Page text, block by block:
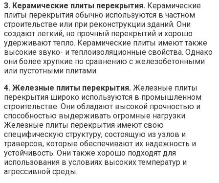
3. Керамические плиты перекрытия. Керамические
плиты перекрытия обычно используются в частном
строительстве или при реконструкции зданий. Они
создают легкий, но прочный перекрытий и хорошо
удерживают тепло. Керамические плиты имеют также
высокие звуко- и теплоизоляционные свойства. Однако
они более хрупкие по сравнению с железобетонными
или пустотными плитами.
4. Железные плиты перекрытия. Железные плиты
перекрытия широко используются в промышленном
строительстве. Они обладают высокой прочностью и
способностью выдерживать огромные нагрузки.
Железные плиты перекрытия имеют свою
специфическую структуру, состоящую из узлов и
траверсов, которые обеспечивают их надежность и
устойчивость. Они также хорошо подходят для
использования в условиях высоких температур и
агрессивной среды.